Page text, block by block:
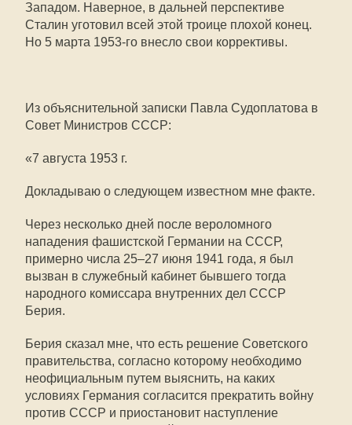
Западом. Наверное, в дальней перспективе
Сталин уготовил всей этой троице плохой конец.
Но 5 марта 1953-го внесло свои коррективы.
Из объяснительной записки Павла Судоплатова в
Совет Министров СССР:
«7 августа 1953 г.
Докладываю о следующем известном мне факте.
Через несколько дней после вероломного
нападения фашистской Германии на СССР,
примерно числа 25–27 июня 1941 года, я был
вызван в служебный кабинет бывшего тогда
народного комиссара внутренних дел СССР
Берия.
Берия сказал мне, что есть решение Советского
правительства, согласно которому необходимо
неофициальным путем выяснить, на каких
условиях Германия согласится прекратить войну
против СССР и приостановит наступление